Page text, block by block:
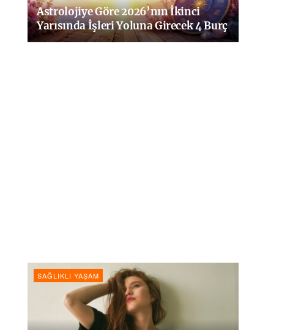
Astrolojiye Göre 2026’nın İkinci
Yarısında İşleri Yoluna Girecek 4 Burç
SAĞLIKLI YAŞAM